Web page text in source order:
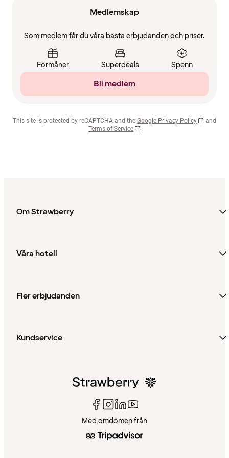
Medlemskap
Som medlem får du våra bästa erbjudanden och priser.
Förmåner Superdeals Spenn
Bli medlem
This site is protected by reCAPTCHA and the Google Privacy Policy
and
Terms of Service
Om Strawberry
Våra hotell
Fler erbjudanden
Kundservice
Med omdömen från